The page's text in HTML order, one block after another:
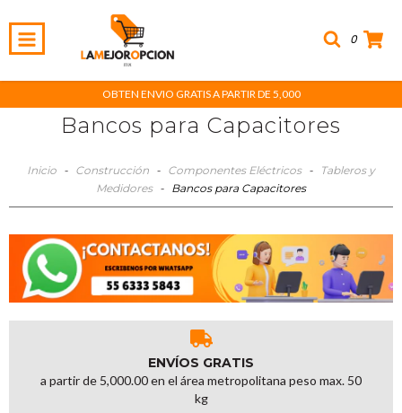
0
OBTEN ENVIO GRATIS A PARTIR DE 5,000
Bancos para Capacitores
Inicio - Construcción - Componentes Eléctricos -
Tableros y
Medidores - Bancos para Capacitores
ENVÍOS GRATIS
a partir de 5,000.00 en el área metropolitana peso max. 50
kg